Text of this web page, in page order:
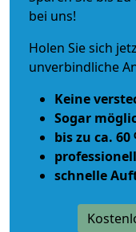
bei uns!
Holen Sie sich
unverbindliche
Keine
Sogar
bis zu ca. 60
schnelle